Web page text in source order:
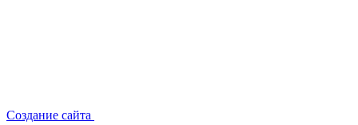
Создание сайта